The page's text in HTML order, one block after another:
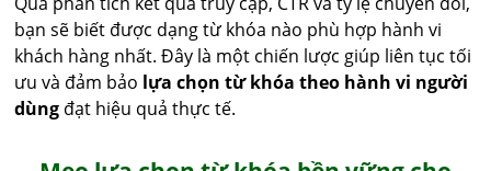
bạn sẽ biết được dạng từ khóa nào phù hợp hành vi
khách hàng nhất. Đây là một chiến lược giúp liên tục tối
ưu và đảm bảo lựa chọn từ khóa theo hành vi người
dùng đạt hiệu quả thực tế.